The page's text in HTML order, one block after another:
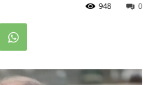
0
948